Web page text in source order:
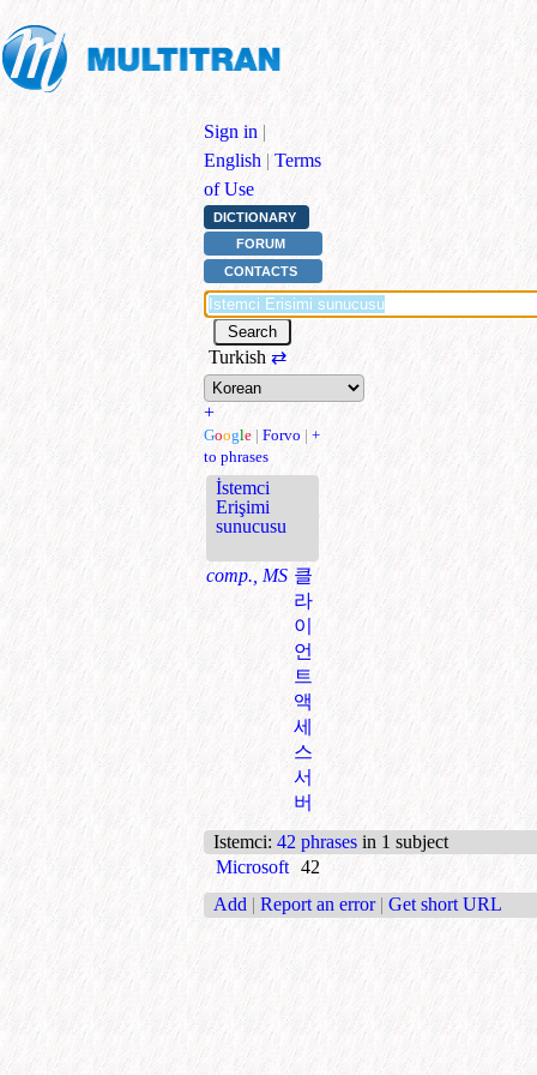
Sign in |
English | Terms
of Use
DICTIONARY
FORUM
CONTACTS
Turkish ⇄
+
Google | Forvo | +
to phrases
İstemci
Erişimi
sunucusu
comp., MS 클
라
이
언
트
액
세
스
서
버
Istemci: 42 phrases in 1 subject
Microsoft 42
Add | Report an error | Get short URL